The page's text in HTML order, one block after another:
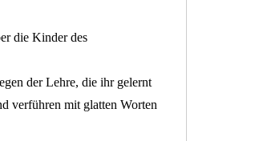
die Kinder des
der Lehre, die ihr gelernt
verführen mit glatten Worten